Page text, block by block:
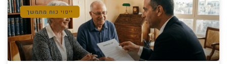
ייפוי כוח מתמשך